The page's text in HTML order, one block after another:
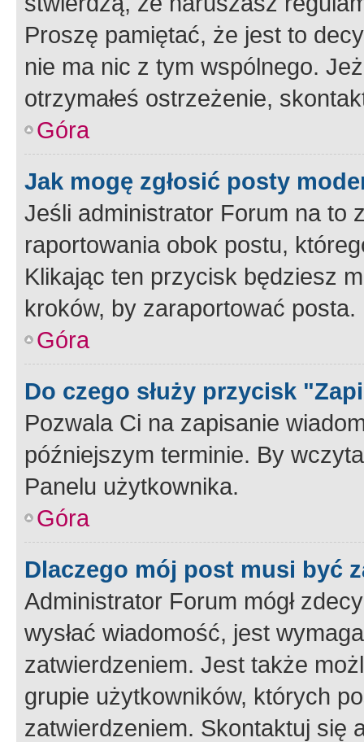
Proszę pamiętać, że jest to
nie ma nic z tym wspólnego.
otrzymałeś ostrzeżenie,
Góra
Jak mogę zgłosić posty
Jeśli administrator Forum na to
raportowania obok postu,
Klikając ten przycisk będziesz
kroków, by zaraportować posta.
Góra
Do czego służy przycisk
Pozwala Ci na zapisanie
późniejszym terminie. By
Panelu użytkownika.
Góra
Dlaczego mój post musi być
Administrator Forum mógł
wysłać wiadomość, jest
zatwierdzeniem. Jest także
grupie użytkowników, których
zatwierdzeniem. Skontaktuj się